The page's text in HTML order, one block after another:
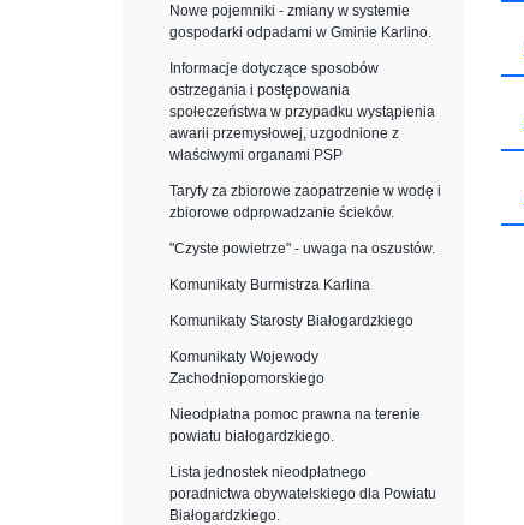
Nowe pojemniki - zmiany w systemie
gospodarki odpadami w Gminie Karlino.
Informacje dotyczące sposobów
ostrzegania i postępowania
społeczeństwa w przypadku wystąpienia
awarii przemysłowej, uzgodnione z
właściwymi organami PSP
Taryfy za zbiorowe zaopatrzenie w wodę i
zbiorowe odprowadzanie ścieków.
"Czyste powietrze" - uwaga na oszustów.
Komunikaty Burmistrza Karlina
Komunikaty Starosty Białogardzkiego
Komunikaty Wojewody
Zachodniopomorskiego
Nieodpłatna pomoc prawna na terenie
powiatu białogardzkiego.
Lista jednostek nieodpłatnego
poradnictwa obywatelskiego dla Powiatu
Białogardzkiego.